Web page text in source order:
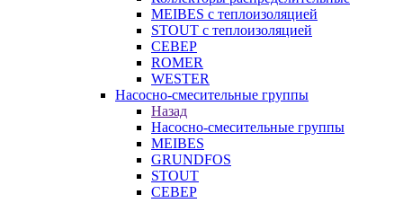
MEIBES с теплоизоляцией
STOUT с теплоизоляцией
СЕВЕР
ROMER
WESTER
Насосно-смесительные группы
Назад
Насосно-смесительные группы
MEIBES
GRUNDFOS
STOUT
СЕВЕР